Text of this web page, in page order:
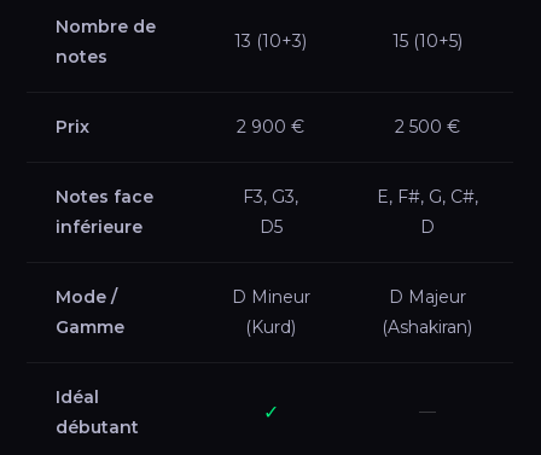
Nombre de
notes
13 (10+3) 15 (10+5)
Prix 2 900 € 2 500 €
Notes face
inférieure
F3, G3,
D5
E, F#, G, C#,
D
Mode /
Gamme
D Mineur
(Kurd)
D Majeur
(Ashakiran)
Idéal
débutant
✓ —